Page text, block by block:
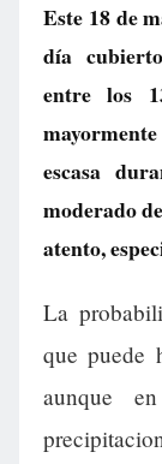
Este 18 de
día
entre los
escasa
moderado
atento,
La
que puede
aunque